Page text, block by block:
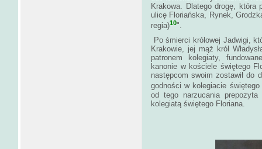
Krakowa. Dlatego drogę, która
uli­cę Floriańska, Rynek,
regia)10".
Po śmierci królowej Jadwigi,
Krakowie, jej mąż król
patronem kolegiaty,
kanonie w kościele świętego
następ­com swoim zostawił do
godności w kolegiacie świętego
od tego narzucania prepozyta
kolegiatą świętego Flo­riana.